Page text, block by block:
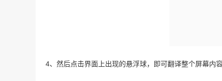
4、然后点击界面上出现的悬浮球，即可翻译整个屏幕内